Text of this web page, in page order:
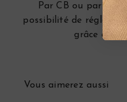
Par CB ou par
possibilité de régler
grâce à
Vous aimerez aussi